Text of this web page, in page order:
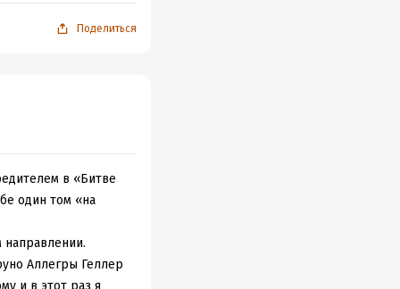
масштаба.
про
Поделиться
в «Битве
один том «на
Аллегры Геллер
и в этот раз я